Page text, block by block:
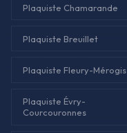
Plaquiste Chamarande
Plaquiste Breuillet
Plaquiste Fleury-Mérogis
Plaquiste Évry-
Courcouronnes